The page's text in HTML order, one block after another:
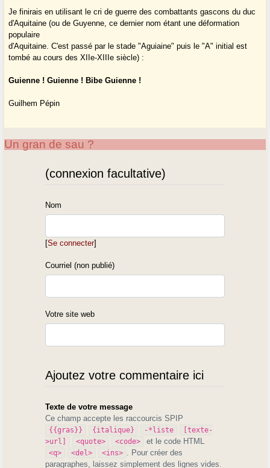
Je finirais en utilisant le cri de guerre des combattants gascons du duc
d'Aquitaine (ou de Guyenne, ce dernier nom étant une déformation
populaire
d'Aquitaine. C'est passé par le stade "Aguiaine" puis le "A" initial est
tombé au cours des XIIe-XIIIe siècle) :
Guienne ! Guienne ! Bibe Guienne !
Guilhem Pépin
Un gran de sau ?
(connexion facultative)
Nom
[Se connecter]
Courriel (non publié)
Votre site web
Ajoutez votre commentaire ici
Texte de votre message
Ce champ accepte les raccourcis SPIP
{{gras}} {italique} -*liste
[texte-
>url]
<quote> <code> et le code HTML
<q> <del> <ins>
. Pour créer des
paragraphes, laissez simplement des lignes vides.